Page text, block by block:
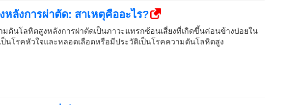
ลังการผ่าตัด: สาเหตุคืออะไร?
มดันโลหิตสูงหลังการผ่าตัดเป็นภาวะแทรกซ้อนเสี่ยงที่เกิดขึ้นค่อนข้างบ่อยใน
ป็นโรคหัวใจและหลอดเลือดหรือมีประวัติเป็นโรคความดันโลหิตสูง